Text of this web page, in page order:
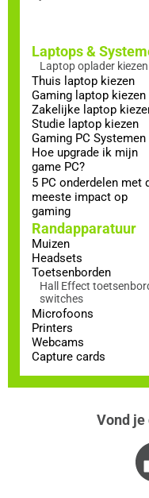
Laptops &
Laptop oplader kiezen
Thuis laptop kiezen
Gaming laptop kiezen
Zakelijke laptop
Studie laptop kiezen
Gaming PC Systemen
Hoe upgrade ik mijn
game PC?
5 PC onderdelen met
meeste impact op
gaming
Randapparatuur
Muizen
Headsets
Toetsenborden
Hall Effect
switches
Microfoons
Printers
Webcams
Capture cards
Vond